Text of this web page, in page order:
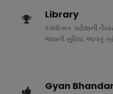
Library
સ્પર્ધાત્મક પરીક્ષાની
જવાની સુવિધા આપતું
Gyan Bhandar